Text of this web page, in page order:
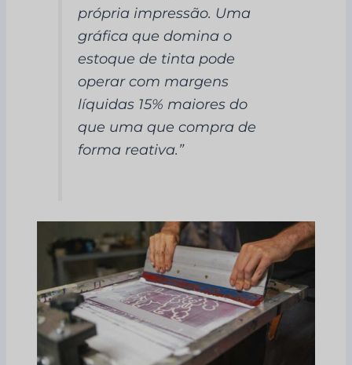
própria impressão. Uma
gráfica que domina o
estoque de tinta pode
operar com margens
líquidas 15% maiores do
que uma que compra de
forma reativa.”